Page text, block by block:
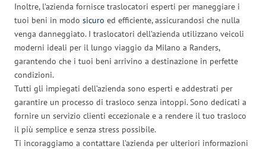
Inoltre, l’azienda fornisce traslocatori esperti per maneggiare i
tuoi beni in modo sicuro ed efficiente, assicurandosi che nulla
venga danneggiato. I traslocatori dell’azienda utilizzano veicoli
moderni ideali per il lungo viaggio da Milano a Randers,
garantendo che i tuoi beni arrivino a destinazione in perfette
condizioni.
Tutti gli impiegati dell’azienda sono esperti e addestrati per
garantire un processo di trasloco senza intoppi. Sono dedicati a
fornire un servizio clienti eccezionale e a rendere il tuo trasloco
il più semplice e senza stress possibile.
Ti incoraggiamo a contattare l’azienda per ulteriori informazioni